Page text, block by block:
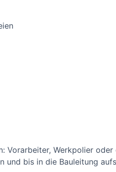
Vorarbeiter, Werkpolier oder
und bis in die Bauleitung